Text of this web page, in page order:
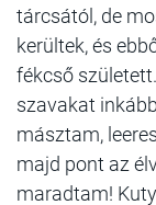
tárcsától, de
kerültek, és
fékcső
szavakat
másztam,
majd pont az
maradtam!